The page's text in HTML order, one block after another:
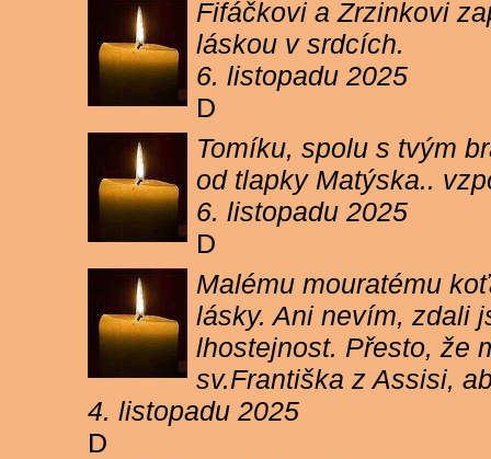
Fifáčkovi a Zrzinkovi
láskou v srdcích.
6. listopadu 2025
D
Tomíku, spolu s tvým
od tlapky Matýska..
6. listopadu 2025
D
Malému mouratému
lásky. Ani nevím, zdali
lhostejnost. Přesto, že
sv.Františka z Assisi,
4. listopadu 2025
D